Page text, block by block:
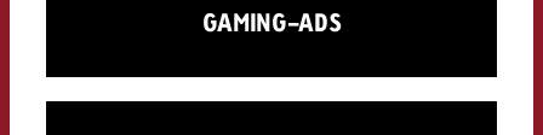
GAMING-ADS